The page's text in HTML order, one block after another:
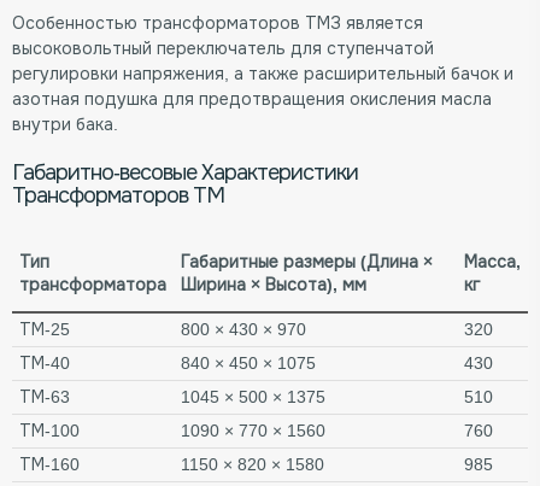
Особенностью трансформаторов ТМЗ является
высоковольтный переключатель для ступенчатой
регулировки напряжения, а также расширительный бачок и
азотная подушка для предотвращения окисления масла
внутри бака.
Габаритно-весовые Характеристики
Трансформаторов ТМ
Тип
трансформатора
Габаритные размеры (Длина ×
Ширина × Высота), мм
Масса,
кг
ТМ-25 800 × 430 × 970
320
ТМ-40
840 × 450 × 1075
430
ТМ-63
1045 × 500 × 1375
510
ТМ-100
1090 × 770 × 1560
760
ТМ-160
1150 × 820 × 1580
985